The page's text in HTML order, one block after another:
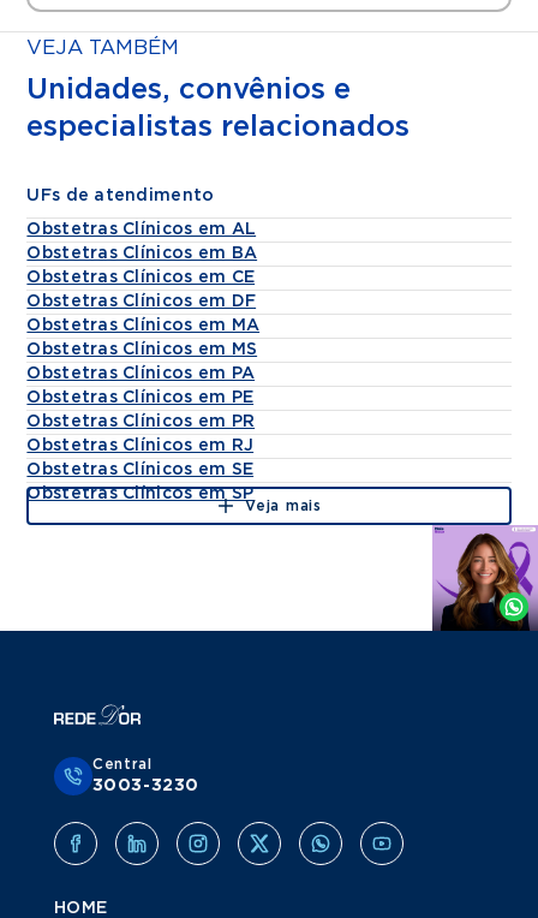
VEJA TAMBÉM
Unidades, convênios e
especialistas relacionados
UFs de atendimento
Obstetras Clínicos em AL
Obstetras Clínicos em BA
Obstetras Clínicos em CE
Obstetras Clínicos em DF
Obstetras Clínicos em MA
Obstetras Clínicos em MS
Obstetras Clínicos em PA
Obstetras Clínicos em PE
Obstetras Clínicos em PR
Obstetras Clínicos em RJ
Obstetras Clínicos em SE
Obstetras Clínicos em SP
Veja mais
Agende
Whatsapp
Central
3003-3230
HOME